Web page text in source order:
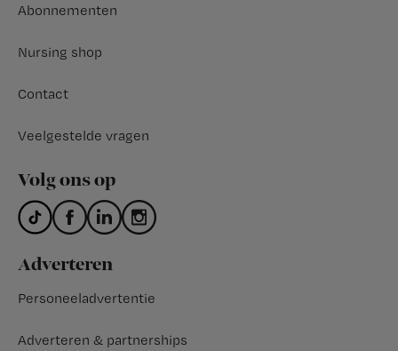
Abonnementen
Nursing shop
Contact
Veelgestelde vragen
Volg ons op
Adverteren
Personeeladvertentie
Adverteren & partnerships